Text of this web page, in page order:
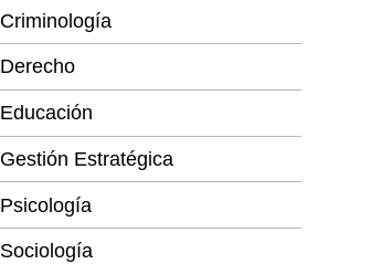
Criminología
Derecho
Educación
Gestión Estratégica
Psicología
Sociología